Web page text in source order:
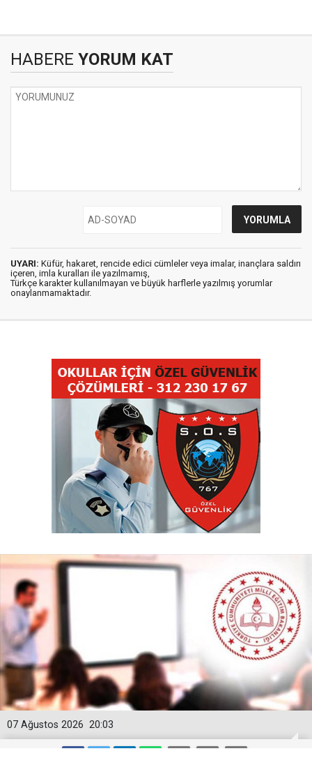
HABERE YORUM KAT
UYARI: Küfür, hakaret, rencide edici cümleler veya imalar, inançlara saldırı
içeren, imla kuralları ile yazılmamış,
Türkçe karakter kullanılmayan ve büyük harflerle yazılmış yorumlar
onaylanmamaktadır.
20:03
07 Ağustos 2026